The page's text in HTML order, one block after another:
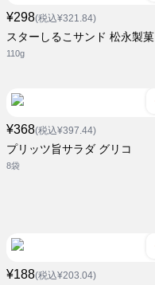
¥298(税込¥321.84)
スターしるこサンド 松永製菓
110g
¥368(税込¥397.44)
プリッツ旨サラダ グリコ
8袋
¥188(税込¥203.04)